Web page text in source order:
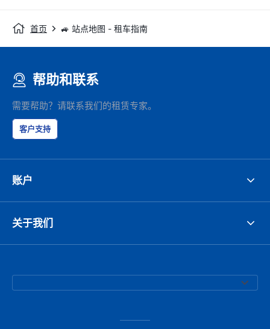
首页 🚙 站点地图 - 租车指南
帮助和联系
需要帮助？请联系我们的租赁专家。
客户支持
账户
关于我们